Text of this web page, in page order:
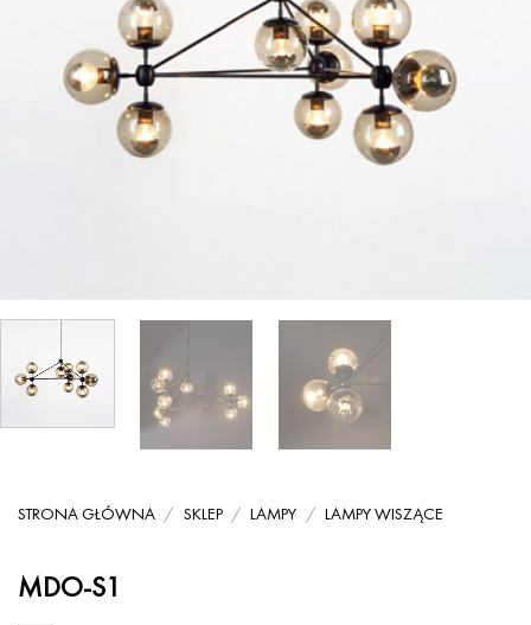
STRONA GŁÓWNA / SKLEP / LAMPY / LAMPY WISZĄCE
MDO-S1